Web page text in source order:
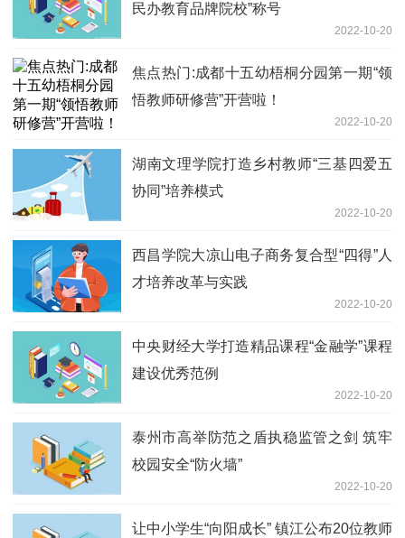
民办教育品牌院校”称号
2022-10-20
焦点热门:成都十五幼梧桐分园第一期“领
悟教师研修营”开营啦！
2022-10-20
湖南文理学院打造乡村教师“三基四爱五
协同”培养模式
2022-10-20
西昌学院大凉山电子商务复合型“四得”人
才培养改革与实践
2022-10-20
中央财经大学打造精品课程“金融学”课程
建设优秀范例
2022-10-20
泰州市高举防范之盾执稳监管之剑 筑牢
校园安全“防火墙”
2022-10-20
让中小学生“向阳成长” 镇江公布20位教师